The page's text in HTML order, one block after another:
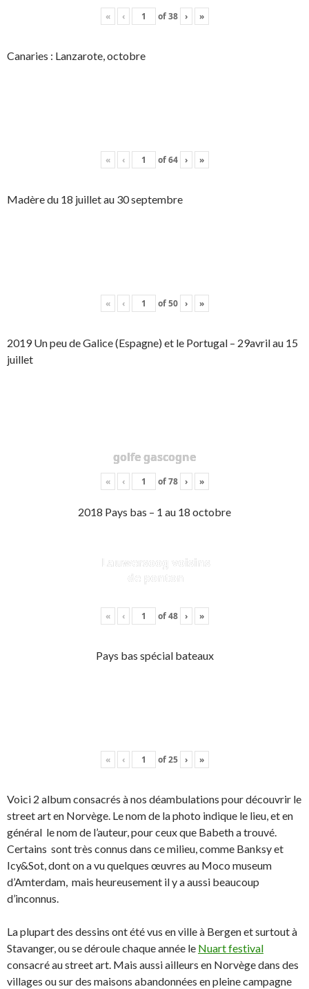
« ‹ of38 › »
Canaries : Lanzarote, octobre
« ‹ of64 › »
Madère du 18 juillet au 30 septembre
« ‹ of50 › »
2019 Un peu de Galice (Espagne) et le Portugal – 29avril au 15
juillet
golfe gascogne
« ‹ of78 › »
2018 Pays bas – 1 au 18 octobre
Lauwersoog voisins
de ponton
« ‹ of48 › »
Pays bas spécial bateaux
« ‹ of25 › »
Voici 2 album consacrés à nos déambulations pour découvrir le
street art en Norvège. Le nom de la photo indique le lieu, et en
général le nom de l’auteur, pour ceux que Babeth a trouvé.
Certains sont très connus dans ce milieu, comme Banksy et
Icy&Sot, dont on a vu quelques œuvres au Moco museum
d’Amterdam, mais heureusement il y a aussi beaucoup
d’inconnus.
La plupart des dessins ont été vus en ville à Bergen et surtout à
Stavanger, ou se déroule chaque année le Nuart festival
consacré au street art. Mais aussi ailleurs en Norvège dans des
villages ou sur des maisons abandonnées en pleine campagne